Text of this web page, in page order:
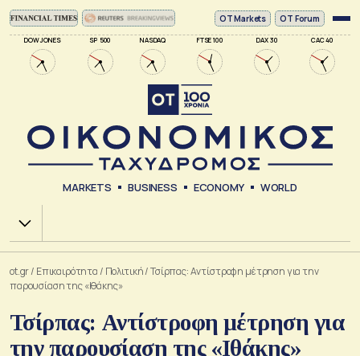
DOW JONES SP 500 NASDAQ FTSE 100 DAX 30 CAC 40
ΟΤ Markets OT Forum
MARKETS BUSINESS ECONOMY WORLD
Χ.Α.
ot.gr/ Επικαιρότητα / Πολιτική/Τσίρπας: Αντίστροφη μέτρηση για την
παρουσίαση της «Ιθάκης»
Τσίρπας: Αντίστροφη μέτρηση για
την παρουσίαση της «Ιθάκης»